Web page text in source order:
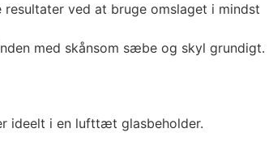
ved at bruge omslaget i mindst
med skånsom sæbe og skyl grundigt.
ideelt i en lufttæt glasbeholder.